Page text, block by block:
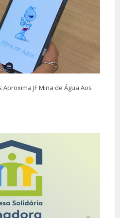
JF Mina de Água Aos